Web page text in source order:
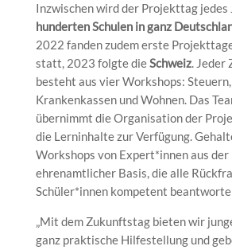
Inzwischen wird der Projekttag jedes
hunderten Schulen in ganz
2022 fanden zudem erste
statt, 2023 folgte dieSchweiz. Jeder
besteht aus vier Workshops:
Krankenkassen und Wohnen. Das
übernimmt die Organisation der
die Lerninhalte zur Verfügung.
Workshops von Expert*innen aus der
ehrenamtlicher Basis, die alle
Schüler*innen kompetent
„Mit dem Zukunftstag bieten wir
ganz praktische Hilfestellung und